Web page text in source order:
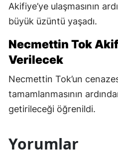
Akifiye’ye ulaşmasının
büyük üzüntü yaşadı.
Necmettin Tok
Verilecek
Necmettin Tok’un
tamamlanmasının
getirileceği öğrenildi.
Yorumlar